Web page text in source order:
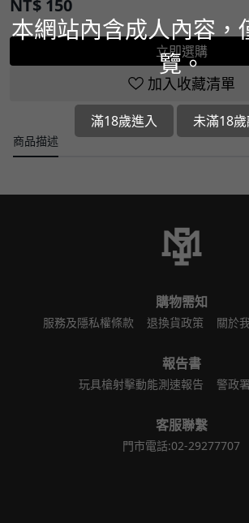
NT$ 150
立即選購
加入收藏清單
商品描述
購物需知
服務及隱私權條款 退換貨政策 關於
報告書
玩具槍射擊動能測速報告 警政
客服聯繫
門市電話:02-29277707
本網站內含成人內容，
覽。
滿18歲進入 未滿18